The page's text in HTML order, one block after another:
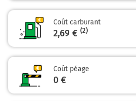
Coût carburant
2,69 € (2)
Coût péage
0 €